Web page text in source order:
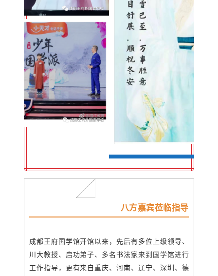
八方嘉宾莅临指导
成都王府国学馆开馆以来，先后有多位上级领导、
川大教授、启功弟子、多名书法家来到国学馆进行
工作指导，更有来自重庆、河南、辽宁、深圳、德